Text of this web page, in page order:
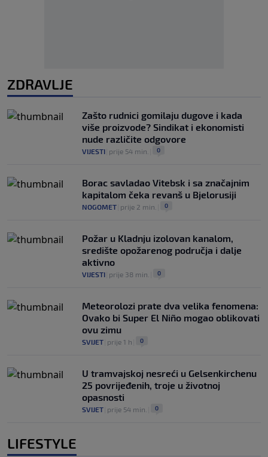
ZDRAVLJE
Zašto rudnici gomilaju dugove i kada
više proizvode? Sindikat i ekonomisti
nude različite odgovore
VIJESTI prije 54 min. 0
Borac savladao Vitebsk i sa značajnim
kapitalom čeka revanš u Bjelorusiji
NOGOMET prije 2 min. 0
Požar u Kladnju izolovan kanalom,
središte opožarenog područja i dalje
aktivno
VIJESTI prije 38 min. 0
Meteorolozi prate dva velika fenomena:
Ovako bi Super El Niño mogao oblikovati
ovu zimu
SVIJET prije 1 h 0
U tramvajskoj nesreći u Gelsenkirchenu
25 povrijeđenih, troje u životnoj
opasnosti
SVIJET prije 54 min. 0
LIFESTYLE